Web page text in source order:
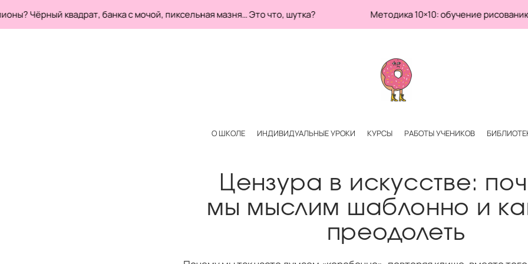
О ШКОЛЕ ИНДИВИДУАЛЬНЫЕ УРОКИ КУРСЫ РАБОТЫ УЧЕНИКОВ
Цензура в искусстве:
мы мыслим шаблонно и
преодолеть
Чёрный квадрат, банка с мочой, пиксельная мазня… Это что, шутка? Методика 10×10: обучение рисованию и